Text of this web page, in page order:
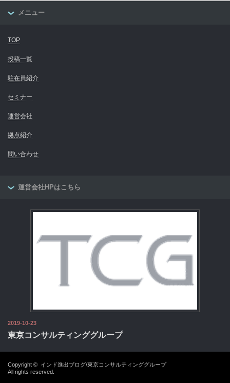
メニュー
TOP
投稿一覧
駐在員紹介
セミナー
運営会社
拠点紹介
問い合わせ
運営会社HPはこちら
2019-10-23
東京コンサルティンググループ
Copyright © インド進出ブログ/東京コンサルティンググループ
All rights reserved.